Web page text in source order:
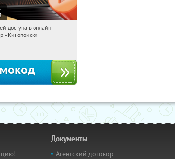
Получили:
доступа в онлайн-
«Кинопоиск»
Документы
Агентский договор